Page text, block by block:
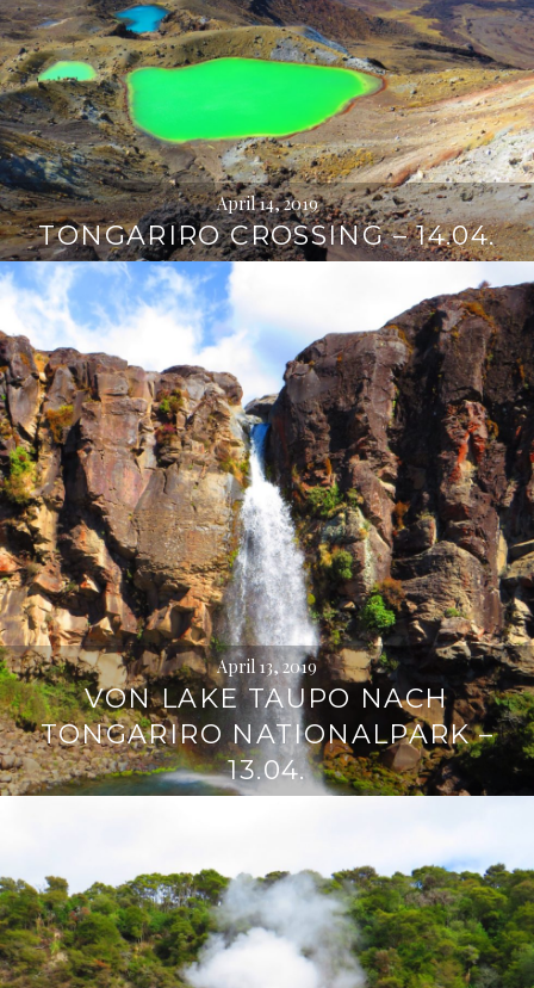
April 14, 2019
TONGARIRO CROSSING – 14.04.
April 13, 2019
VON LAKE TAUPO NACH
TONGARIRO NATIONALPARK –
13.04.